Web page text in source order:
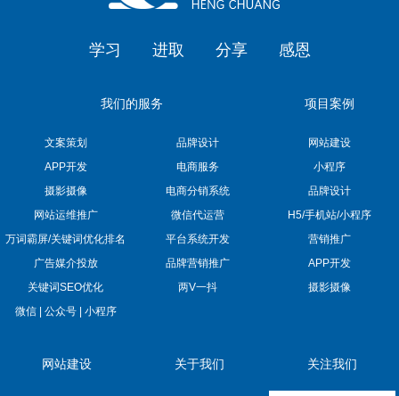
学习 进取 分享 感恩
我们的服务
文案策划
品牌设计
APP开发
电商服务
摄影摄像
电商分销系统
网站运维推广
微信代运营
万词霸屏/关键词优化排名
平台系统开发
广告媒介投放
品牌营销推广
关键词SEO优化
两V一抖
微信 | 公众号 | 小程序
项目案例
网站建设
小程序
品牌设计
H5/手机站/小程序
营销推广
APP开发
摄影摄像
网站建设 关于我们 关注我们